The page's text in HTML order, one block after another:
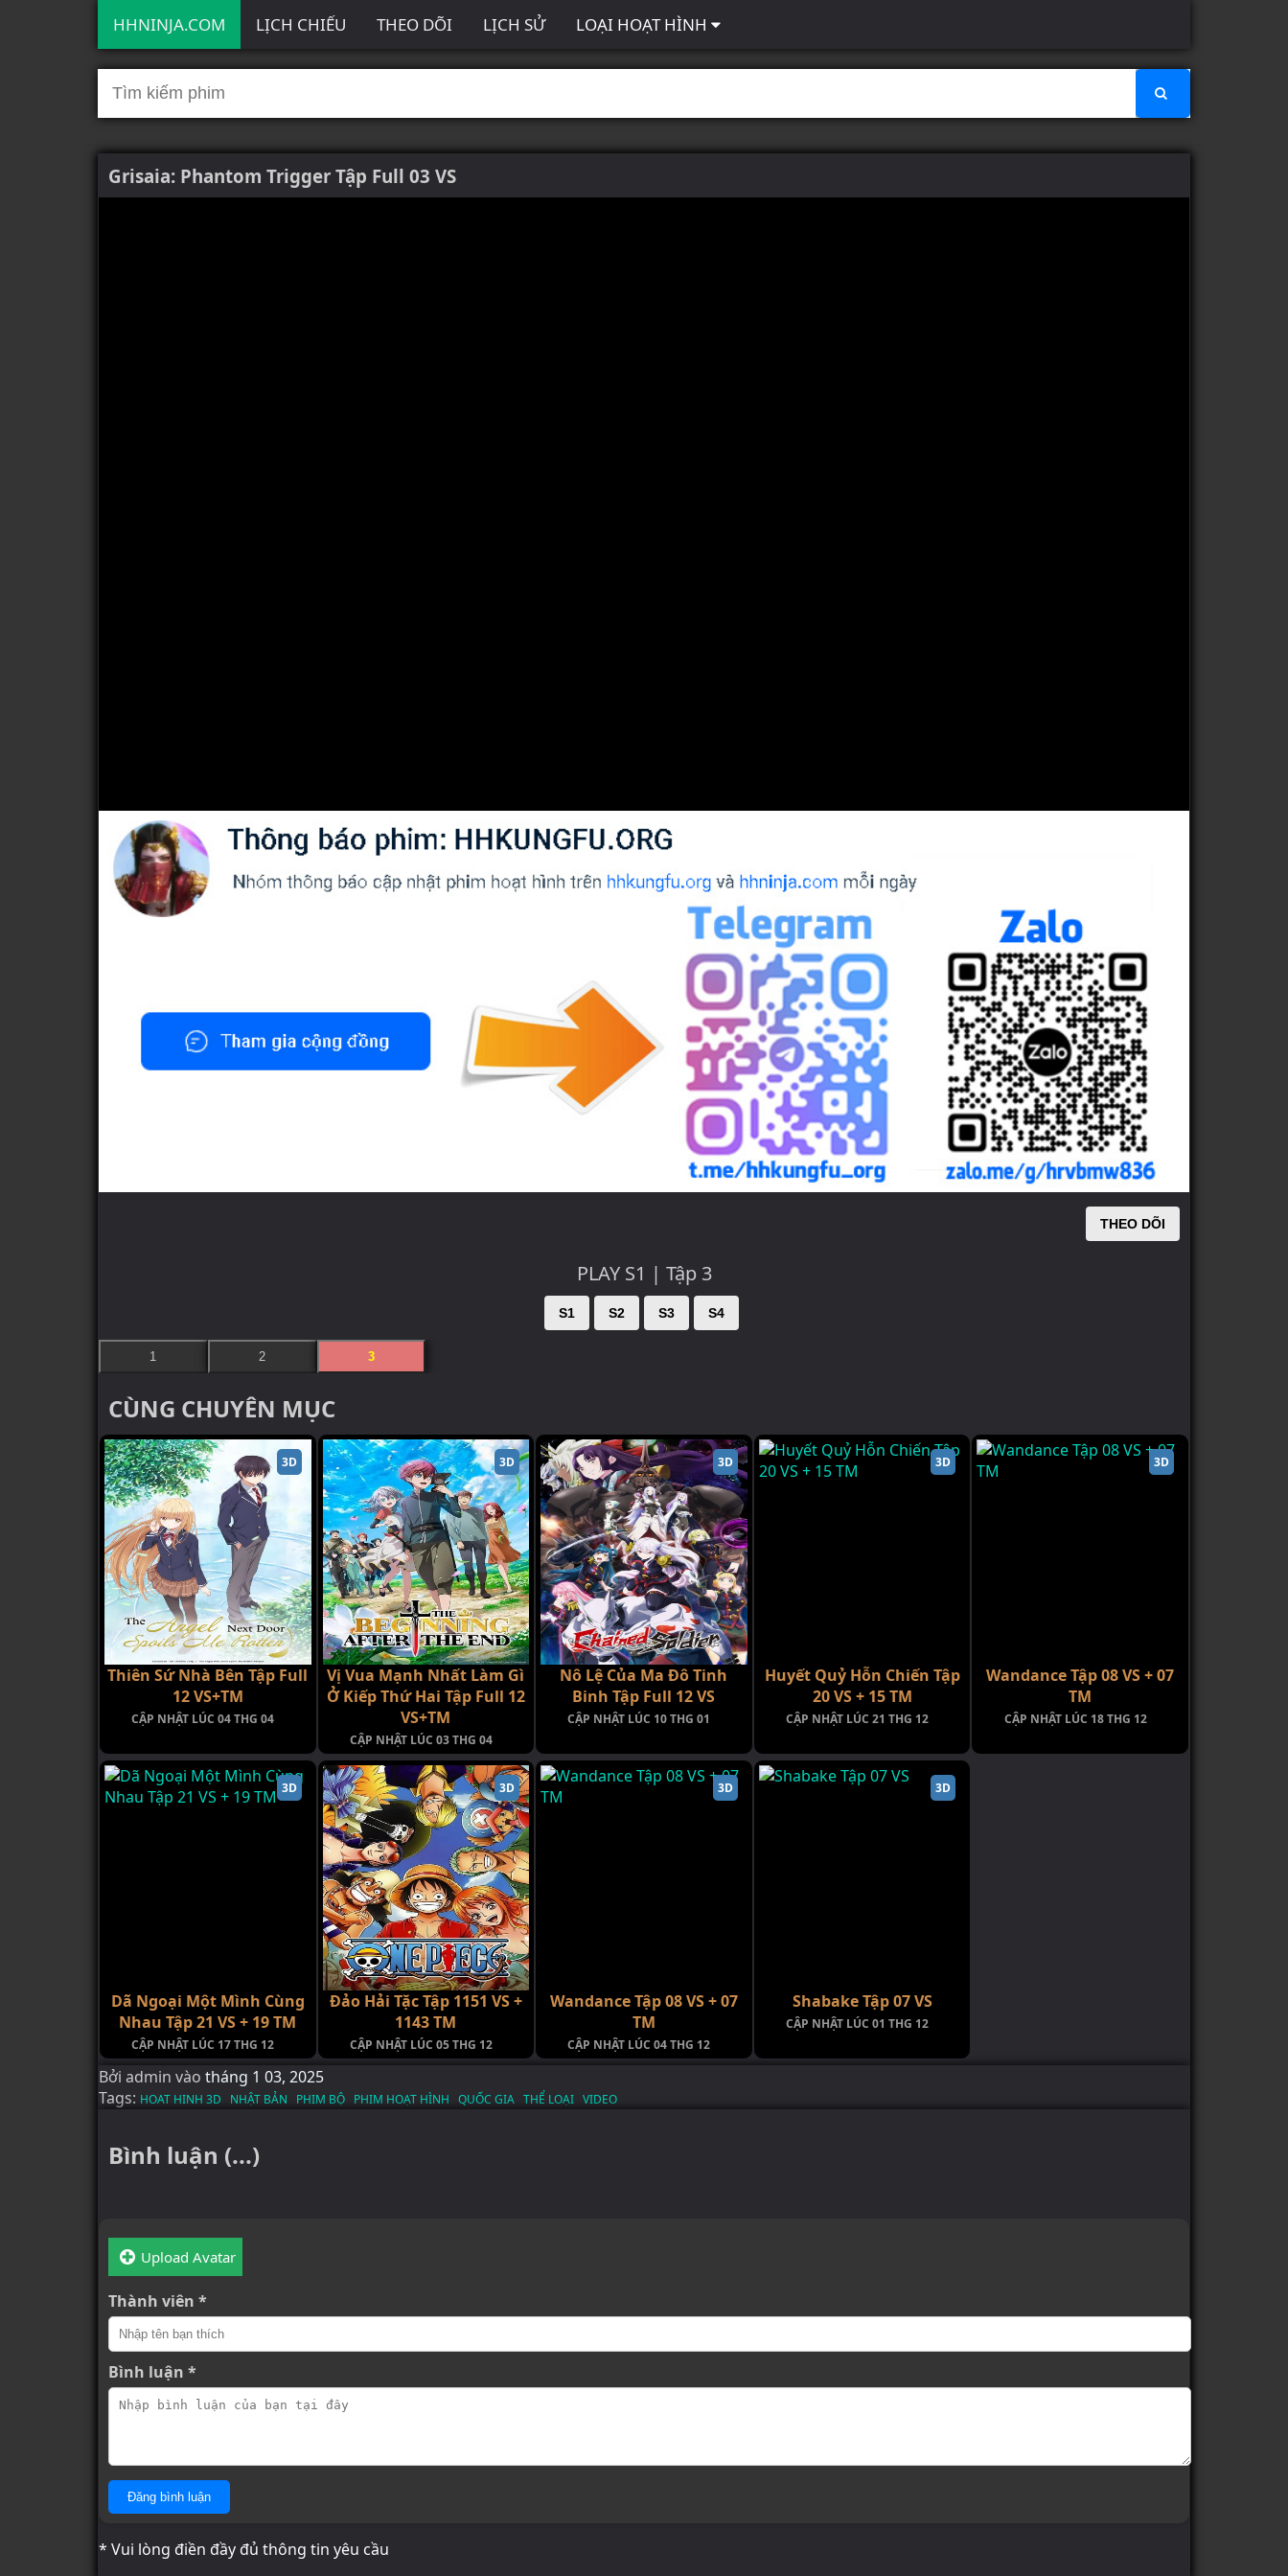
HHNINJA.COM LỊCH CHIẾU THEO DÕI LỊCH SỬ LOẠI HOẠT HÌNH
Grisaia: Phantom Trigger Tập Full 03 VS
THEO DÕI
PLAY S1 | Tập 3
S1 S2 S3 S4
1 2 3
CÙNG CHUYÊN MỤC
3D
Thiên Sứ Nhà Bên Tập Full
12 VS+TM
CẬP NHẬT LÚC 04 THG 04
3D
Vị Vua Mạnh Nhất Làm Gì
Ở Kiếp Thứ Hai Tập Full 12
VS+TM
CẬP NHẬT LÚC 03 THG 04
3D
Nô Lệ Của Ma Đô Tinh
Binh Tập Full 12 VS
CẬP NHẬT LÚC 10 THG 01
3D
Huyết Quỷ Hỗn Chiến Tập
20 VS + 15 TM
CẬP NHẬT LÚC 21 THG 12
3D
Wandance Tập 08 VS + 07
TM
CẬP NHẬT LÚC 18 THG 12
3D
Dã Ngoại Một Mình Cùng
Nhau Tập 21 VS + 19 TM
CẬP NHẬT LÚC 17 THG 12
3D
Đảo Hải Tặc Tập 1151 VS +
1143 TM
CẬP NHẬT LÚC 05 THG 12
3D
Wandance Tập 08 VS + 07
TM
CẬP NHẬT LÚC 04 THG 12
3D
Shabake Tập 07 VS
CẬP NHẬT LÚC 01 THG 12
Bởi admin vào tháng 1 03, 2025
Tags: HOAT HINH 3D NHẬT BẢN PHIM BỘ PHIM HOẠT HÌNH QUỐC GIA THỂ LOẠI VIDEO
Bình luận (...)
Upload Avatar
Thành viên *
Bình luận *
Đăng bình luận
* Vui lòng điền đầy đủ thông tin yêu cầu